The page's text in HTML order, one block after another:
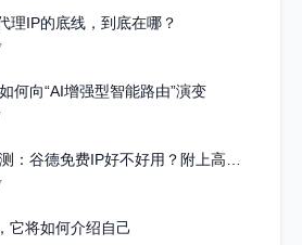
理IP的底线，到底在哪？
何向“AI增强型智能路由”演变
它将如何介绍自己